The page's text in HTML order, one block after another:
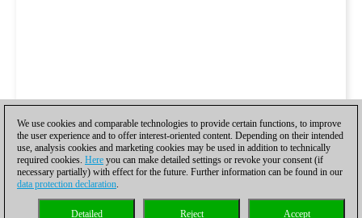
We use cookies and comparable technologies to provide certain functions, to improve
the user experience and to offer interest-oriented content. Depending on their intended
use, analysis cookies and marketing cookies may be used in addition to technically
required cookies. Here you can make detailed settings or revoke your consent (if
necessary partially) with effect for the future. Further information can be found in our
data protection declaration.
Accept
Reject
Detailed